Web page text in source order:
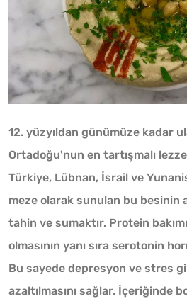
12. yüzyıldan günümüze kadar
Ortadoğu'nun en tartışmalı
Türkiye, Lübnan, İsrail ve
meze olarak sunulan bu besinin
tahin ve sumaktır. Protein
olmasının yanı sıra serotonin
Bu sayede depresyon ve stres
azaltılmasını sağlar. İçeriğinde